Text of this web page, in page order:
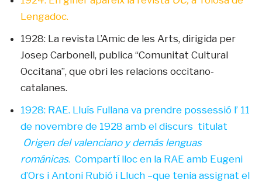
Lengadoc.
1928: La revista L’Amic de les Arts, dirigida per
Josep Carbonell, publica “Comunitat Cultural
Occitana”, que obri les relacions occitano-
catalanes.
1928: RAE. Lluís Fullana va prendre possessió l’ 11
de novembre de 1928 amb el discurs titulat
Origen del valenciano y demás lenguas
románicas. Compartí lloc en la RAE amb Eugeni
d’Ors i Antoni Rubió i Lluch –que tenia assignat el